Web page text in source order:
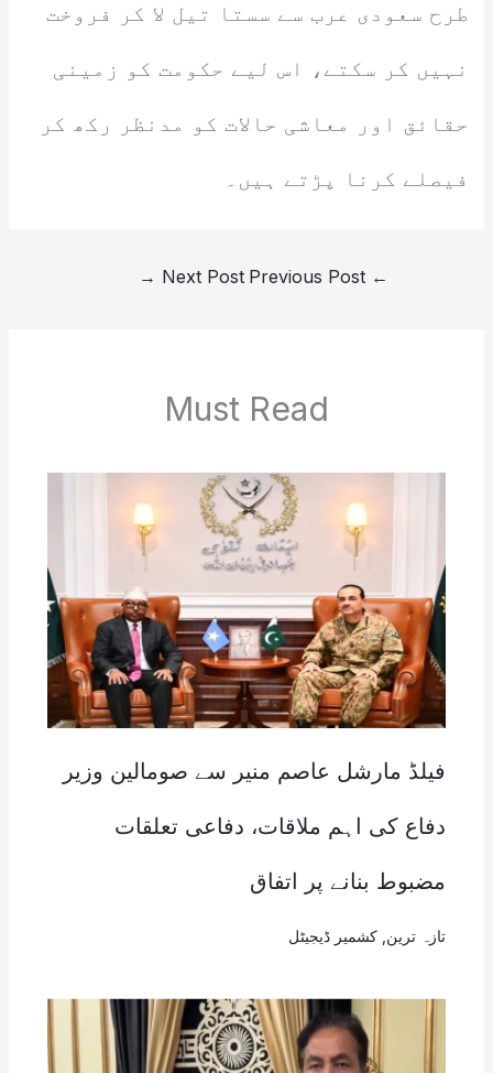
طرح سعودی عرب سے سستا تیل لا کر فروخت
نہیں کر سکتے، اس لیے حکومت کو زمینی
حقائق اور معاشی حالات کو مدنظر رکھ کر
فیصلے کرنا پڑتے ہیں۔
←
Next Post
→
Must Read
فیلڈ مارشل عاصم منیر سے صومالین وزیر
دفاع کی اہم ملاقات، دفاعی تعلقات
مضبوط بنانے پر اتفاق
تازہ ترین کشمیر ڈیجیٹل